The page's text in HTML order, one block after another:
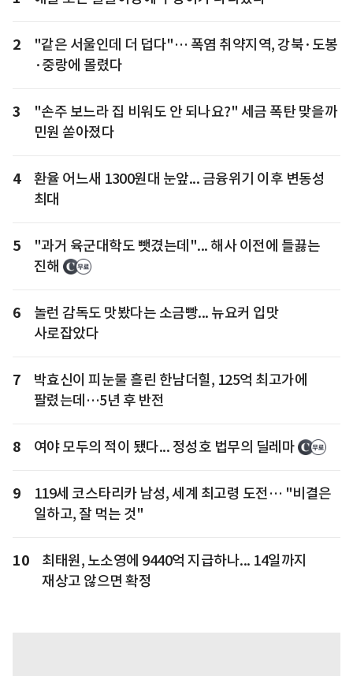
2
"같은 서울인데 더 덥다"… 폭염 취약지역, 강북·도봉
·중랑에 몰렸다
3
"손주 보느라 집 비워도 안 되나요?" 세금 폭탄 맞을까
민원 쏟아졌다
4
환율 어느새 1300원대 눈앞... 금융위기 이후 변동성
최대
5
"과거 육군대학도 뺏겼는데"... 해사 이전에 들끓는
진해
6
놀런 감독도 맛봤다는 소금빵... 뉴요커 입맛
사로잡았다
7
박효신이 피눈물 흘린 한남더힐, 125억 최고가에
팔렸는데…5년 후 반전
8 여야 모두의 적이 됐다... 정성호 법무의 딜레마
9
119세 코스타리카 남성, 세계 최고령 도전… "비결은
일하고, 잘 먹는 것"
10
최태원, 노소영에 9440억 지급하나... 14일까지
재상고 않으면 확정